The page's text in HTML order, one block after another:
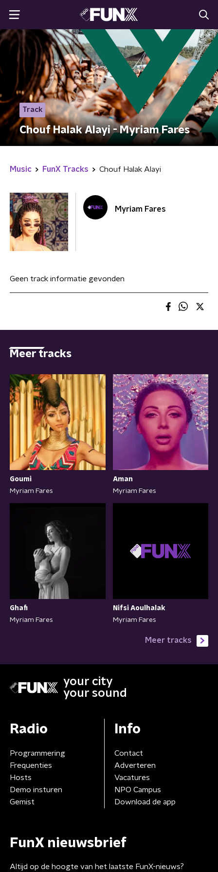
Track
Chouf Halak Alayi - Myriam Fares
Music FunX Tracks Chouf Halak Alayi
Myriam Fares
Geen track informatie gevonden
Meer tracks
Goumi
Myriam Fares
Aman
Myriam Fares
Ghafi
Myriam Fares
Nifsi Aoulhalak
Myriam Fares
Meer tracks
your city
your sound
Radio
Programmering
Frequenties
Hosts
Demo insturen
Gemist
Info
Contact
Adverteren
Vacatures
NPO Campus
Download de app
FunX nieuwsbrief
Altijd op de hoogte van het laatste FunX-nieuws?